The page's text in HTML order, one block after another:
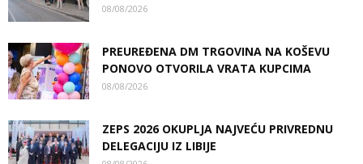
08/08/2026
PREUREĐENA DM TRGOVINA NA KOŠEVU
PONOVO OTVORILA VRATA KUPCIMA
08/08/2026
ZEPS 2026 OKUPLJA NAJVEĆU PRIVREDNU
DELEGACIJU IZ LIBIJE